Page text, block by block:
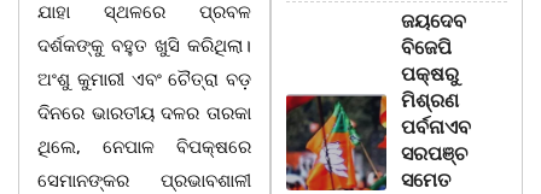
ଯାହା ସ୍ଥଳରେ ପ୍ରବଳ
ଦର୍ଶକଙ୍କୁ ବହୁତ ଖୁସି କରିଥିଲା।
ଅଂଶୁ କୁମାରୀ ଏବଂ ଚୈତ୍ରା ବଡ଼
ଦିନରେ ଭାରତୀୟ ଦଳର ତାରକା
ଥିଲେ, ନେପାଳ ବିପକ୍ଷରେ
ସେମାନଙ୍କର ପ୍ରଭାବଶାଳୀ
ଜୟଦେବ
ବିଜେପି
ପକ୍ଷରୁ
ମିଶ୍ରଣ
ପର୍ବନାଏବ
ସରପଞ୍ଚ
ସମେତ